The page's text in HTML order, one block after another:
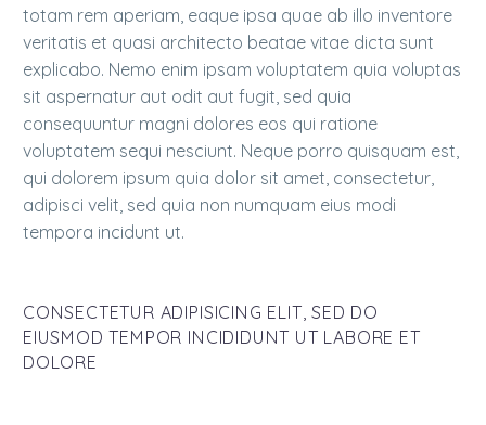
totam rem aperiam, eaque ipsa quae ab illo inventore
veritatis et quasi architecto beatae vitae dicta sunt
explicabo. Nemo enim ipsam voluptatem quia voluptas
sit aspernatur aut odit aut fugit, sed quia
consequuntur magni dolores eos qui ratione
voluptatem sequi nesciunt. Neque porro quisquam est,
qui dolorem ipsum quia dolor sit amet, consectetur,
adipisci velit, sed quia non numquam eius modi
tempora incidunt ut.
CONSECTETUR ADIPISICING ELIT, SED DO
EIUSMOD TEMPOR INCIDIDUNT UT LABORE ET
DOLORE